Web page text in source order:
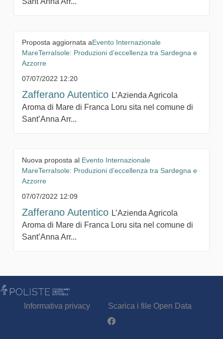
Proposta aggiornata aEvento Internazionale
MareTerraIsole: Produzioni d’eccellenza tra Sardegna e
Azzorre
07/07/2022 12:20
Zafferano Autentico L’Azienda Agricola
Aroma di Mare di Franca Loru sita nel comune di
Sant’Anna Arr...
Nuova proposta al Evento Internazionale
MareTerraIsole: Produzioni d’eccellenza tra Sardegna e
Azzorre
07/07/2022 12:09
Zafferano Autentico L’Azienda Agricola
Aroma di Mare di Franca Loru sita nel comune di
Sant’Anna Arr...
Informativa privacy
Scarica i file Open Data
Partecipa - Poliste su Facebook